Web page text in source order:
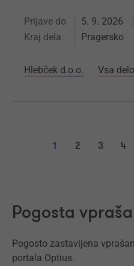
Prijave do 5. 9. 2026
Kraj dela Pragersko
Hlebček d.o.o. Vsa
1 2 3 4
Pogosta
Pogosto zastavljena
portala Optius.